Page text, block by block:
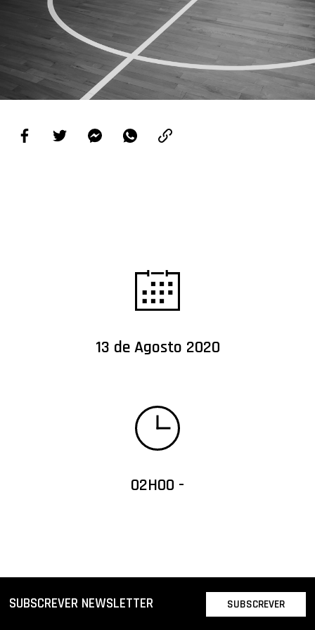
PROJETOS
LIGA BETCLIC MASCULINA
LIGA BETCLIC FEMININA
13 de Agosto 2020
02H00 -
SUBSCREVER NEWSLETTER SUBSCREVER